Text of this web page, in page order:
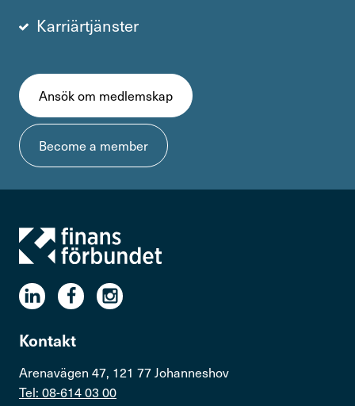
Karriärtjänster
Ansök om medlemskap
Become a member
Kontakt
Arenavägen 47, 121 77 Johanneshov
Tel: 08-614 03 00